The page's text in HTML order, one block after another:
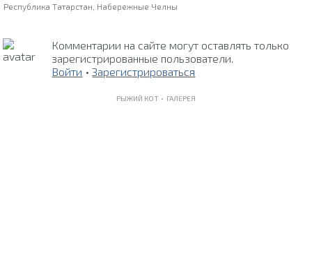
Республика Татарстан, Набережные Челны
Комментарии на сайте могут оставлять только
зарегистрированные пользователи.
Войти •Зарегистрироваться
РЫЖИЙ КОТ • ГАЛЕРЕЯ